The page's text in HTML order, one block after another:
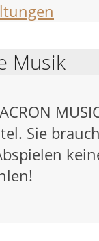
Musik
Sie